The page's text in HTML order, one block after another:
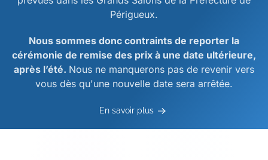
Périgueux.
Nous sommes donc contraints de reporter la
cérémonie de remise des prix à une date ultérieure,
après l’été. Nous ne manquerons pas de revenir vers
vous dès qu'une nouvelle date sera arrêtée.
En savoir plus